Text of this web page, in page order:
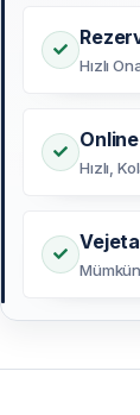
Hızlı
Hızlı,